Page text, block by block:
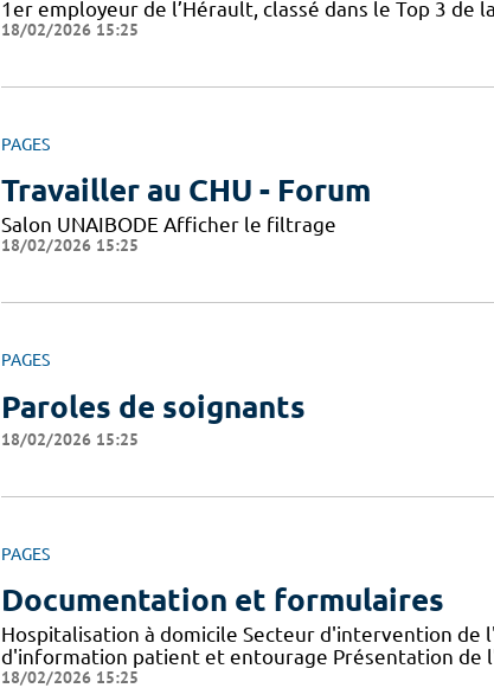
1er employeur de l’Hérault, classé dans le Top 3 de
18/02/2026 15:25
PAGES
Travailler au CHU - Forum
Salon UNAIBODE Afficher le filtrage
18/02/2026 15:25
PAGES
Paroles de soignants
18/02/2026 15:25
PAGES
Documentation et formulaires
Hospitalisation à domicile Secteur d'intervention de
d'information patient et entourage Présentation de
18/02/2026 15:25